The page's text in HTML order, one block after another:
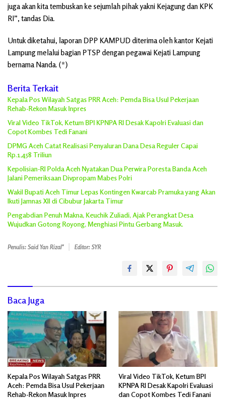
juga akan kita tembuskan ke sejumlah pihak yakni Kejagung dan KPK
RI”, tandas Dia.
Untuk diketahui, laporan DPP KAMPUD diterima oleh kantor Kejati
Lampung melalui bagian PTSP dengan pegawai Kejati Lampung
bernama Nanda. (*)
Berita Terkait
Kepala Pos Wilayah Satgas PRR Aceh: Pemda Bisa Usul Pekerjaan
Rehab-Rekon Masuk Inpres
Viral Video TikTok, Ketum BPI KPNPA RI Desak Kapolri Evaluasi dan
Copot Kombes Tedi Fanani
DPMG Aceh Catat Realisasi Penyaluran Dana Desa Reguler Capai
Rp.1,458 Triliun
Kepolisian-RI Polda Aceh Nyatakan Dua Perwira Poresta Banda Aceh
Jalani Pemeriksaan Divpropam Mabes Polri
Wakil Bupati Aceh Timur Lepas Kontingen Kwarcab Pramuka yang Akan
Ikuti Jamnas XII di Cibubur Jakarta Timur
Pengabdian Penuh Makna, Keuchik Zuliadi, Ajak Perangkat Desa
Wujudkan Gotong Royong, Menghiasi Pintu Gerbang Masuk.
Penulis: Said Yan Rizal" Editor: SYR
Baca Juga
Kepala Pos Wilayah Satgas PRR
Aceh: Pemda Bisa Usul Pekerjaan
Rehab-Rekon Masuk Inpres
Viral Video TikTok, Ketum BPI
KPNPA RI Desak Kapolri Evaluasi
dan Copot Kombes Tedi Fanani